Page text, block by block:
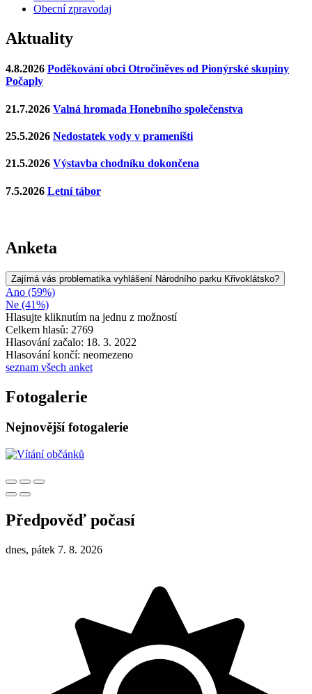
Obecní zpravodaj
Aktuality
4.8.2026 Poděkování obci Otročiněves od Pionýrské skupiny
Počaply
21.7.2026 Valná hromada Honebního společenstva
25.5.2026 Nedostatek vody v prameništi
21.5.2026 Výstavba chodníku dokončena
7.5.2026 Letní tábor
Anketa
Zajímá vás problematika vyhlášení Národního parku Křivoklátsko?
Ano (59%)
Ne (41%)
Hlasujte kliknutím na jednu z možností
Celkem hlasů: 2769
Hlasování začalo: 18. 3. 2022
Hlasování končí: neomezeno
seznam všech anket
Fotogalerie
Nejnovější fotogalerie
Předpověď počasí
dnes, pátek 7. 8. 2026